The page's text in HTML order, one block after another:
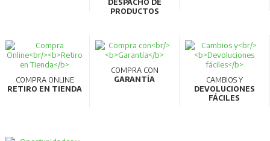
DESPACHO DE
PRODUCTOS
COMPRA ONLINE
RETIRO EN TIENDA
COMPRA CON
GARANTÍA
CAMBIOS Y
DEVOLUCIONES
FÁCILES